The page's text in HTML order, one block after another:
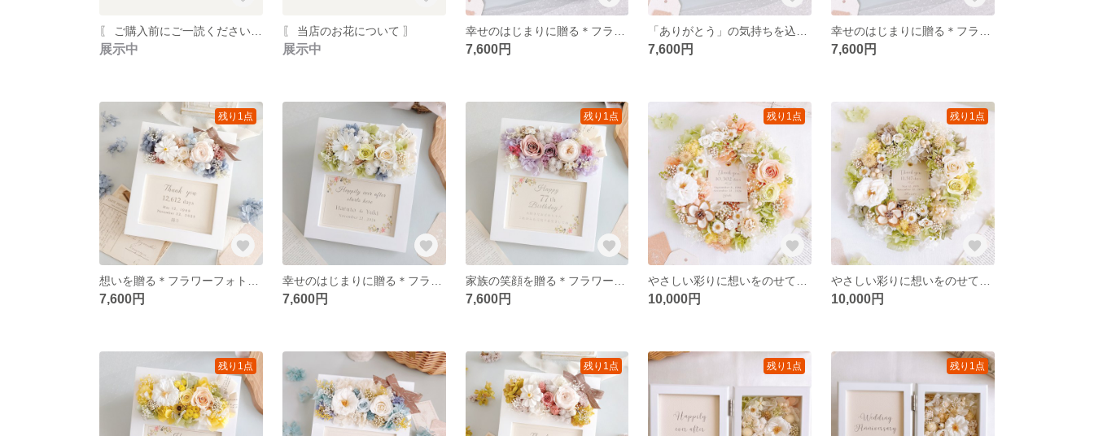
展示中
〖 当店のお花について 〗
展示中 7,600円 7,600円 7,600円
残り1点
7,600円 7,600円
残り1点
7,600円
残り1点
10,000円
残り1点
10,000円
残り1点 残り1点 残り1点 残り1点